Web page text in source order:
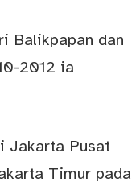
Balikpapan dan
2012 ia
Jakarta Pusat
Timur pada